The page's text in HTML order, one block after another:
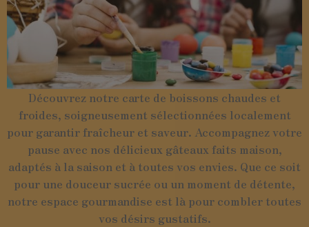
Découvrez notre carte de boissons chaudes et
froides, soigneusement sélectionnées localement
pour garantir fraîcheur et saveur. Accompagnez votre
pause avec nos délicieux gâteaux faits maison,
adaptés à la saison et à toutes vos envies. Que ce soit
pour une douceur sucrée ou un moment de détente,
notre espace gourmandise est là pour combler toutes
vos désirs gustatifs.